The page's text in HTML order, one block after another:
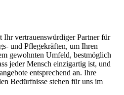
Ihr vertrauenswürdiger Partner für
und Pflegekräften, um Ihren
gewohnten Umfeld, bestmöglich
jeder Mensch einzigartig ist, und
entsprechend an. Ihre
Bedürfnisse stehen für uns im